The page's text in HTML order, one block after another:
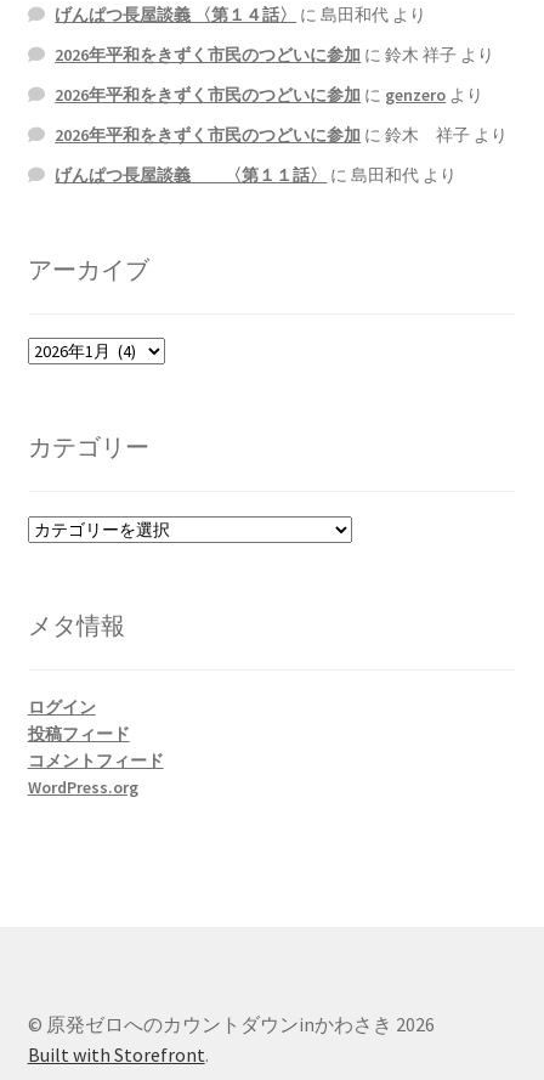
げんぱつ長屋談義 〈第１４話〉 に島田和代 より
2026年平和をきずく市民のつどいに参加 に鈴木 祥子 より
2026年平和をきずく市民のつどいに参加 に genzero より
2026年平和をきずく市民のつどいに参加 に鈴木 祥子 より
げんぱつ長屋談義 〈第１１話〉
に島田和代 より
アーカイブ
ア
ブ
カテゴリー
カ
ー
メタ情報
ログイン
投稿フィード
コメントフィード
WordPress.org
© 原発ゼロへのカウントダウンinかわさき 2026
Built with Storefront.